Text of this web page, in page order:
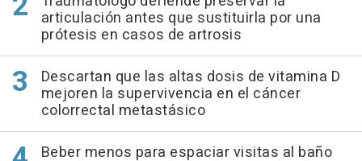
articulación antes que sustituirla por una
prótesis en casos de artrosis
Descartan que las altas dosis de vitamina D
mejoren la supervivencia en el cáncer
colorrectal metastásico
Beber menos para espaciar visitas al baño